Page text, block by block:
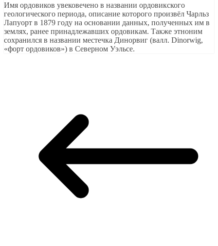
Имя ордовиков увековечено в названии ордовикского
геологического периода, описание которого произвёл Чарльз
Лапуорт в 1879 году на основании данных, полученных им в
землях, ранее принадлежавших ордовикам. Также этноним
сохранился в названии местечка Динорвиг (валл. Dinorwig,
«форт ордовиков») в Северном Уэльсе.